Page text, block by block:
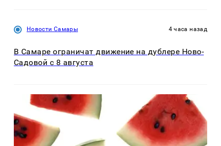
Новости Самары 4 часа назад
В Самаре ограничат движение на дублере Ново-
Садовой с 8 августа